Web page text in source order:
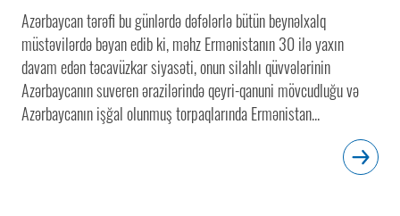
Azərbaycan tərəfi bu günlərdə dəfələrlə bütün beynəlxalq
müstəvilərdə bəyan edib ki, məhz Ermənistanın 30 ilə yaxın
davam edən təcavüzkar siyasəti, onun silahlı qüvvələrinin
Azərbaycanın suveren ərazilərində qeyri-qanuni mövcudluğu və
Azərbaycanın işğal olunmuş torpaqlarında Ermənistan...